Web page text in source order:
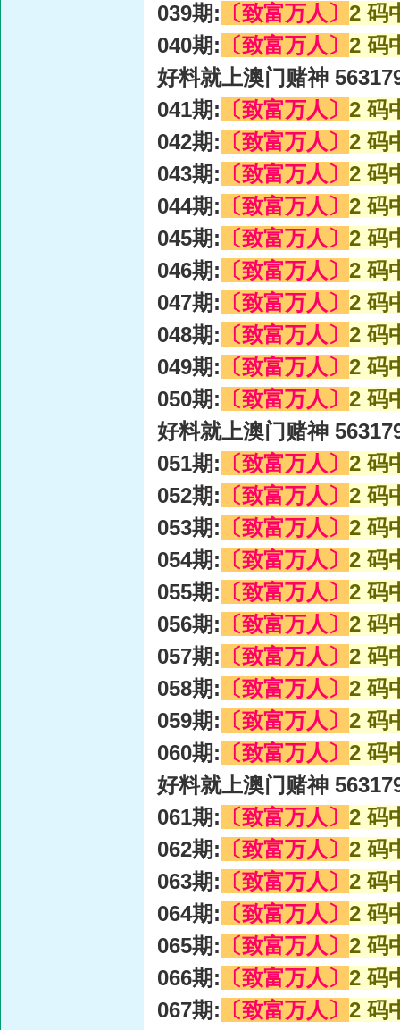
039期: 〔致富万人〕 2 码
040期: 〔致富万人〕 2 码
好料就上澳门赌神
041期: 〔致富万人〕 2 码
042期: 〔致富万人〕 2 码
043期: 〔致富万人〕 2 码
044期: 〔致富万人〕 2 码
045期: 〔致富万人〕 2 码
046期: 〔致富万人〕 2 码
047期: 〔致富万人〕 2 码
048期: 〔致富万人〕 2 码
049期: 〔致富万人〕 2 码
050期: 〔致富万人〕 2 码
好料就上澳门赌神
051期: 〔致富万人〕 2 码
052期: 〔致富万人〕 2 码
053期: 〔致富万人〕 2 码
054期: 〔致富万人〕 2 码
055期: 〔致富万人〕 2 码
056期: 〔致富万人〕 2 码
057期: 〔致富万人〕 2 码
058期: 〔致富万人〕 2 码
059期: 〔致富万人〕 2 码
060期: 〔致富万人〕 2 码
好料就上澳门赌神
061期: 〔致富万人〕 2 码
062期: 〔致富万人〕 2 码
063期: 〔致富万人〕 2 码
064期: 〔致富万人〕 2 码
065期: 〔致富万人〕 2 码
066期: 〔致富万人〕 2 码
067期: 〔致富万人〕 2 码